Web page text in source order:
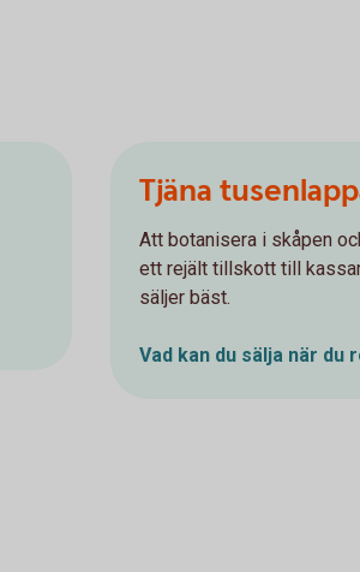
Tjäna
Att botanisera i skåpen
ett rejält tillskott till
säljer bäst.
Vad kan du sälja när du